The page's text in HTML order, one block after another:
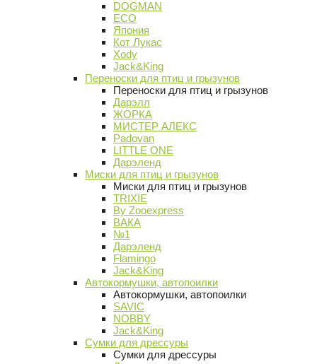
DOGMAN
ECO
Япония
Кот Лукас
Xody
Jack&King
Переноски для птиц и грызунов
Переноски для птиц и грызунов
Дарэлл
ЖОРКА
МИСТЕР АЛЕКС
Padovan
LITTLE ONE
Дарэленд
Миски для птиц и грызунов
Миски для птиц и грызунов
TRIXIE
By Zooexpress
ВАКА
№1
Дарэленд
Flamingo
Jack&King
Автокормушки, автопоилки
Автокормушки, автопоилки
SAVIC
NOBBY
Jack&King
Сумки для дрессуры
Сумки для дрессуры